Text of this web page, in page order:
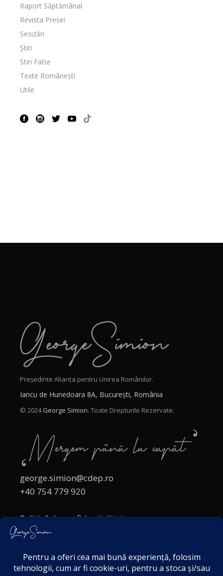
Raport Săptămânal
Revista Presei
Sesizări
Știri
Stiri False
Texte Românești
Utile
Președinte Alianța pentru Unirea Românilor.
Iancu de Hunedoara 8A, București, România
© 2024George Simion. Toate Drepturile Rezervate.
george.simion@cdep.ro
+40 754 779 920
Politică de confidențialitate
Politica cookies
Acordul de markting
Disclaimer